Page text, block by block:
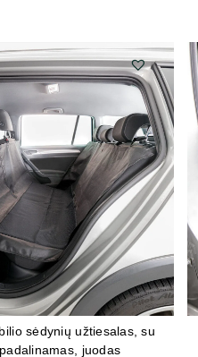
sėdynių užtiesalas, su
juodas